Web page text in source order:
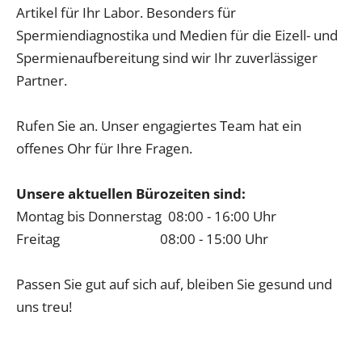
Artikel für Ihr Labor. Besonders für
Spermiendiagnostika und Medien für die Eizell- und
Spermienaufbereitung sind wir Ihr zuverlässiger
Partner.
Rufen Sie an. Unser engagiertes Team hat ein
offenes Ohr für Ihre Fragen.
Unsere aktuellen Bürozeiten sind:
Montag bis Donnerstag 08:00 - 16:00 Uhr
Freitag 08:00 - 15:00 Uhr
Passen Sie gut auf sich auf, bleiben Sie gesund und
uns treu!